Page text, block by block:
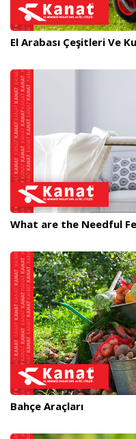
El Arabası Çeşitleri Ve
What are the Needful
Bahçe Araçları